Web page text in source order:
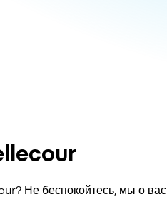
Не беспокойтесь, мы о вас